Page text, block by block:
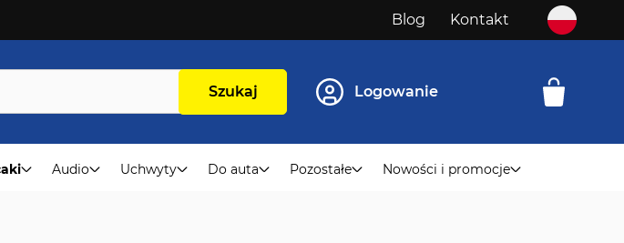
Blog Kontakt
Szukaj Logowanie
Audio Uchwyty Do auta Pozostałe Nowości i promocje